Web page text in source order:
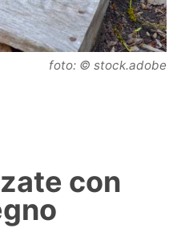
foto: © stock.adobe
con